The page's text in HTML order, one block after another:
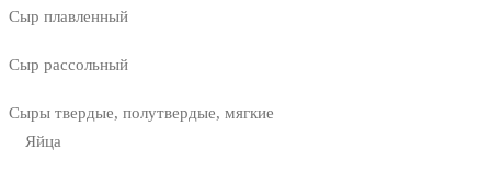
Сыр плавленный
Сыр рассольный
Сыры твердые, полутвердые, мягкие
Яйца